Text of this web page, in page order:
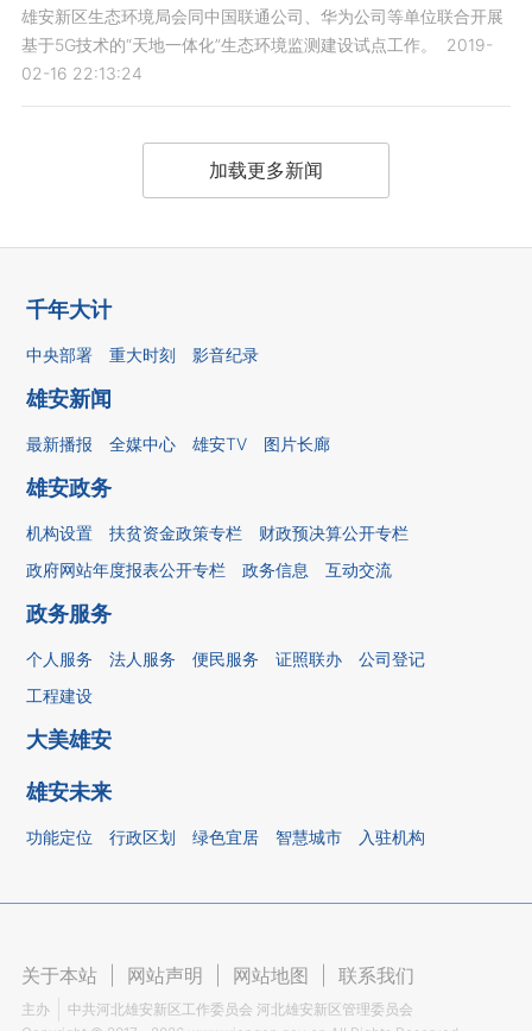
雄安新区生态环境局会同中国联通公司、华为公司等单位联合开展
基于5G技术的“天地一体化”生态环境监测建设试点工作。
2019-
02-16 22:13:24
加载更多新闻
千年大计
中央部署 重大时刻 影音纪录
雄安新闻
最新播报 全媒中心 雄安TV 图片长廊
雄安政务
机构设置 扶贫资金政策专栏
财政预决算公开专栏
政府网站年度报表公开专栏
政务信息 互动交流
政务服务
个人服务 法人服务 便民服务 证照联办
公司登记
工程建设
大美雄安
雄安未来
功能定位 行政区划 绿色宜居 智慧城市 入驻机构
关于本站 网站声明 网站地图 联系我们
主办
中共河北雄安新区工作委员会 河北雄安新区管理委员会